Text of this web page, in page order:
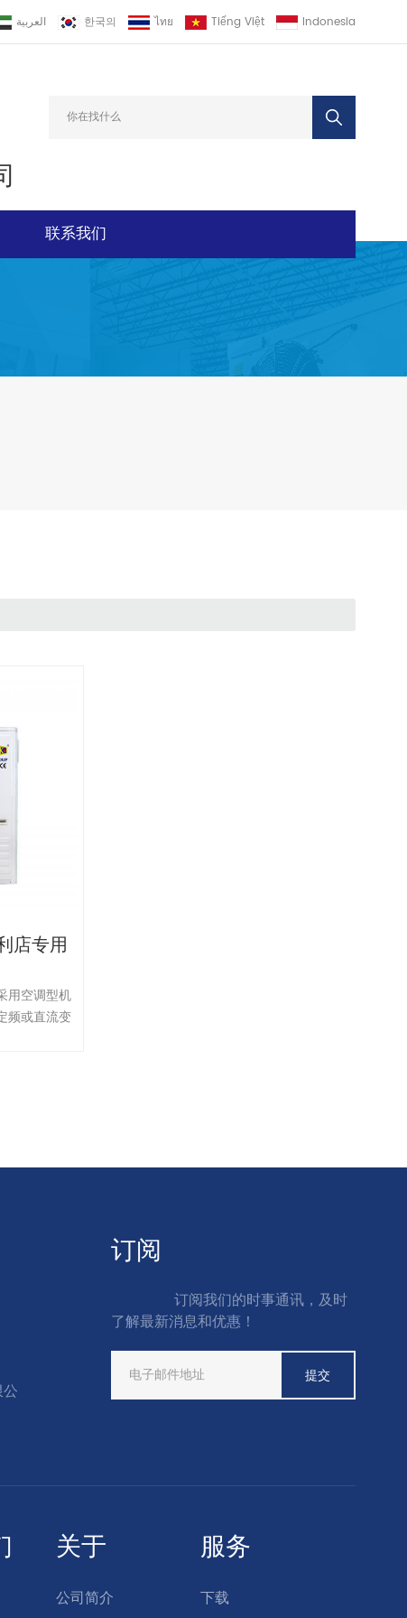
العربية 한국의 ไทย Tiếng Việt Indonesia
联系我们
店专用
用空调型机
频或直流变
订阅
订阅我们的时事通讯，及时
了解最新消息和优惠！
关于
公司简介
服务
下载